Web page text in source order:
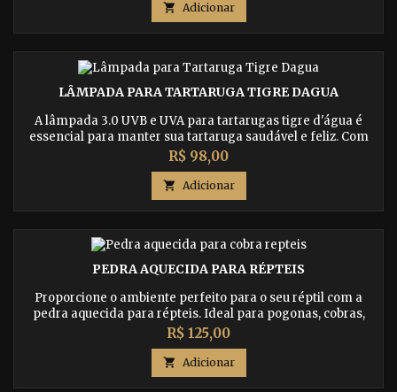
 Adicionar
LÂMPADA PARA TARTARUGA TIGRE DAGUA
A lâmpada 3.0 UVB e UVA para tartarugas tigre d'água é
essencial para manter sua tartaruga saudável e feliz. Com
tecnologia avançada, ela proporciona os raios ultravioleta
necessários para a síntese de vitamina D3, fortalecendo
ossos e prevenindo doenças. Adquira já!
Preço
R$ 98,00
 Adicionar
PEDRA AQUECIDA PARA RÉPTEIS
Proporcione o ambiente perfeito para o seu réptil com a
pedra aquecida para répteis. Ideal para pogonas, cobras,
iguanas, jabutis, tartarugas e muito mais. Compre agora e
garanta o bem-estar do seu pet.
Preço
R$ 125,00
 Adicionar